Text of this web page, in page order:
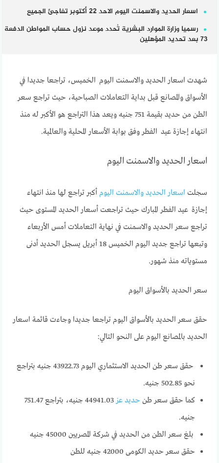
اسعار الحديد والاسمنت اليوم الاحد 22 أكتوبر تفاجئ الجميع
رسميا وزارة الموارد البشرية تُحدد موعد نزول حساب المواطن الدفعة
73 بعد تحديد المؤهلين
شهدت اسعار الحديد والاسمنت اليوم الخميس، تراجعا جديدا في
الأسواق والمصانع قبل بداية التعاملات الصباحية، حيث تراجع سعر
الطن من حديد بقيمة 751 جنيه ويعد هذا التراجع هو الأكبر له منذ
انتهاء إجازة عيد الفطر وفق بوابة الأسعار المحلية والعالمية.
اسعار الحديد والاسمنت اليوم
سجلت اسعار الحديد والاسمنت اليوم أكبر تراجع لها منذ انتهاء
إجازة عيد الفطر المبارك حيث تراجعت أسعار الحديد المستوى حيث
تراجع سعر الحديد والاسمنت في نهاية التعاملات أمس الأربعاء
وتبعها تراجع جديد اليوم الخميس 18 أبريل يسجل الحديد أدنى
مستوياته منذ شهور.
سعر الحديد بالأسواق اليوم
حقق سعر الحديد بالأسواق اليوم تراجعا جديدا وجاءت قائمة اسعار
الحديد بالمصانع اليوم على النحو التالي:
حقق سعر طن الحديد الاستثماري اليوم 43922.73 جنيه بتراجع
نحو 502.85 جنيه.
كما حقق سعر طن حديد عز
44941.03 جنيه، بتراجع 751.47
جنيه.
بلغ سعر الطن من الحديد في شركة المصريين 45000 جنيه
حقق سعر حديد الكومى 42000 جنيه للطن